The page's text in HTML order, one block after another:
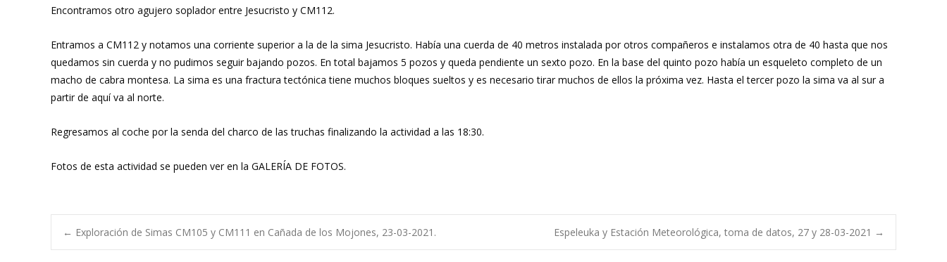
Encontramos otro agujero soplador entre Jesucristo y CM112.
Entramos a CM112 y notamos una corriente superior a la de la sima Jesucristo. Había una cuerda de 40 metros instalada por otros compañeros e instalamos otra de 40 hasta que nos
quedamos sin cuerda y no pudimos seguir bajando pozos. En total bajamos 5 pozos y queda pendiente un sexto pozo. En la base del quinto pozo había un esqueleto completo de un
macho de cabra montesa. La sima es una fractura tectónica tiene muchos bloques sueltos y es necesario tirar muchos de ellos la próxima vez. Hasta el tercer pozo la sima va al sur a
partir de aquí va al norte.
Regresamos al coche por la senda del charco de las truchas finalizando la actividad a las 18:30.
Fotos de esta actividad se pueden ver en la GALERÍA DE FOTOS.
Navegación
← Exploración de Simas CM105 y CM111 en Cañada de los Mojones, 23-03-2021. Espeleuka y Estación Meteorológica, toma de datos, 27 y 28-03-2021 →